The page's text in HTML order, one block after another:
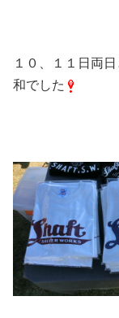
１０、１１日両
和でした